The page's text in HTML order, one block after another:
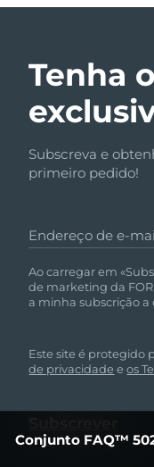
Tenha
Subscreva e
primeiro pedido!
Endereço de e-
Ao carregar em
de marketing da
a minha subscrição
Este site é protegido
de privacidade eos
Conjunto FAQ™